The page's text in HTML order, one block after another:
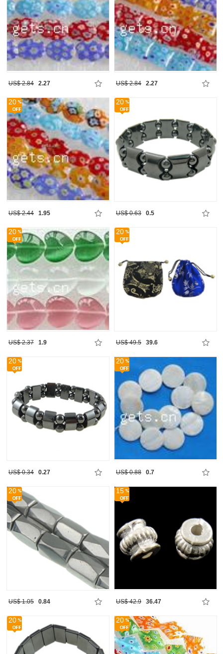
US$ 2.84 2.27 US$ 2.84 2.27
20
US$ 2.44 1.95
20
US$ 0.63 0.5
20
US$ 2.37 1.9
20
US$ 49.5 39.6
20
US$ 0.34 0.27
20
US$ 0.88 0.7
20
US$ 1.05 0.84
15
US$ 42.9 36.47
20 20